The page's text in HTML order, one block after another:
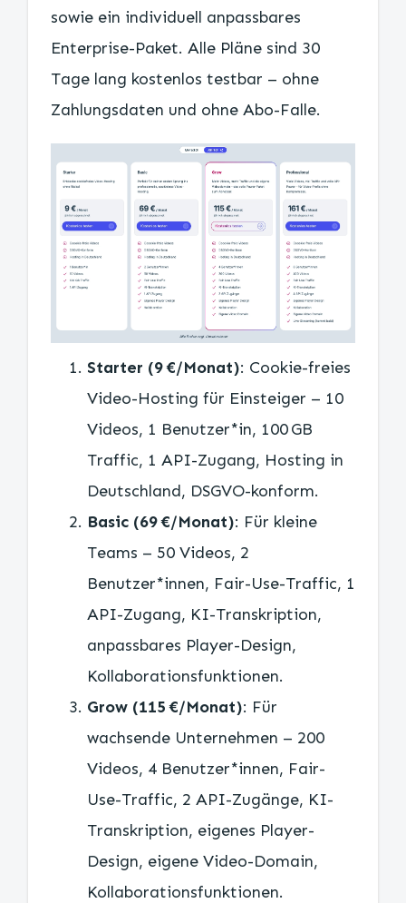
sowie ein individuell anpassbares
Enterprise-Paket. Alle Pläne sind 30
Tage lang kostenlos testbar – ohne
Zahlungsdaten und ohne Abo-Falle.
Starter (9 €/Monat): Cookie-freies
Video-Hosting für Einsteiger – 10
Videos, 1 Benutzer*in, 100 GB
Traffic, 1 API-Zugang, Hosting in
Deutschland, DSGVO-konform.
Basic (69 €/Monat): Für kleine
Teams – 50 Videos, 2
Benutzer*innen, Fair-Use-Traffic, 1
API-Zugang, KI-Transkription,
anpassbares Player-Design,
Kollaborationsfunktionen.
Grow (115 €/Monat): Für
wachsende Unternehmen – 200
Videos, 4 Benutzer*innen, Fair-
Use-Traffic, 2 API-Zugänge, KI-
Transkription, eigenes Player-
Design, eigene Video-Domain,
Kollaborationsfunktionen.